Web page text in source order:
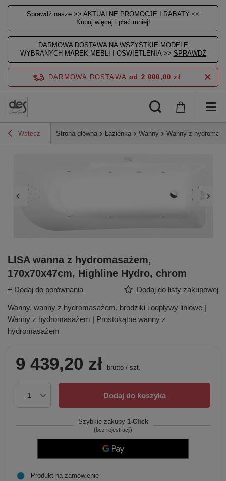
Sprawdź nasze >> AKTUALNE PROMOCJE I RABATY <<
Kupuj więcej i płać mniej!
DARMOWA DOSTAWA NA WSZYSTKIE MODELE
WYBRANYCH MAREK MEBLI I OŚWIETLENIA >> SPRAWDŹ
DARMOWA DOSTAWA od 2 000,00 zł
Wstecz Strona główna Łazienka Wanny Wanny z
LISA wanna z hydromasażem,
170x70x47cm, Highline Hydro, chrom
+ Dodaj do porównania Dodaj do listy zakupowej
Wanny, wanny z hydromasażem, brodziki i odpływy liniowe |
Wanny z hydromasażem | Prostokątne wanny z
hydromasażem
9 439,20 zł brutto / szt.
Dodaj do koszyka
Szybkie zakupy 1-Click
(bez rejestracji)
Produkt na zamówienie